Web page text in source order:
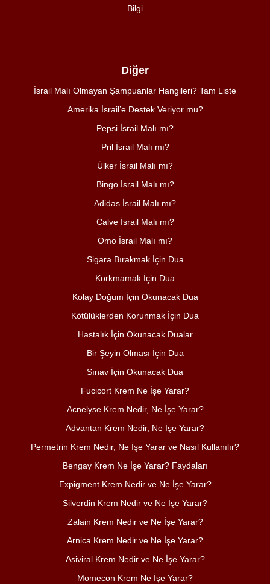
Bilgi
Diğer
İsrail Malı Olmayan Şampuanlar Hangileri? Tam Liste
Amerika İsrail’e Destek Veriyor mu?
Pepsi İsrail Malı mı?
Pril İsrail Malı mı?
Ülker İsrail Malı mı?
Bingo İsrail Malı mı?
Adidas İsrail Malı mı?
Calve İsrail Malı mı?
Omo İsrail Malı mı?
Sigara Bırakmak İçin Dua
Korkmamak İçin Dua
Kolay Doğum İçin Okunacak Dua
Kötülüklerden Korunmak İçin Dua
Hastalık İçin Okunacak Dualar
Bir Şeyin Olması İçin Dua
Sınav İçin Okunacak Dua
Fucicort Krem Ne İşe Yarar?
Acnelyse Krem Nedir, Ne İşe Yarar?
Advantan Krem Nedir, Ne İşe Yarar?
Permetrin Krem Nedir, Ne İşe Yarar ve Nasıl Kullanılır?
Bengay Krem Ne İşe Yarar? Faydaları
Expigment Krem Nedir ve Ne İşe Yarar?
Silverdin Krem Nedir ve Ne İşe Yarar?
Zalain Krem Nedir ve Ne İşe Yarar?
Arnica Krem Nedir ve Ne İşe Yarar?
Asiviral Krem Nedir ve Ne İşe Yarar?
Momecon Krem Ne İşe Yarar?